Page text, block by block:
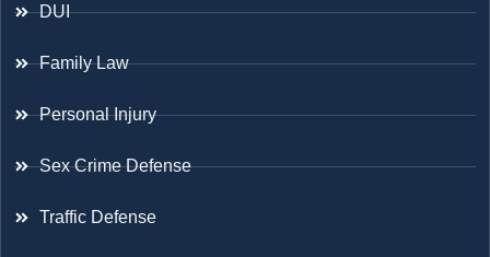
DUI
Family Law
Personal Injury
Sex Crime Defense
Traffic Defense